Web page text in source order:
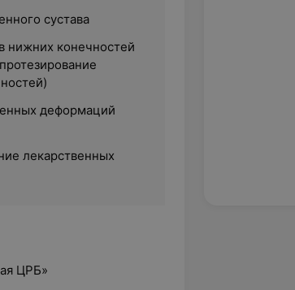
сустава
нижних конечностей
деформаций
лекарственных
ЦРБ»